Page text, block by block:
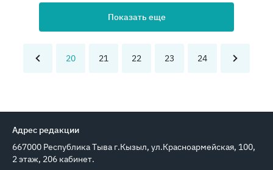
Показать еще
20 21 22 23 24
Адрес редакции
667000 Республика Тыва г.Кызыл, ул.Красноармейская, 100,
2 этаж, 206 кабинет.